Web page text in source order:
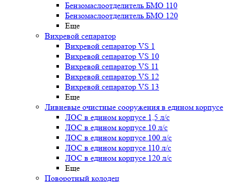
Бензомаслоотделитель БМО 110
Бензомаслоотделитель БМО 120
Еще
Вихревой сепаратор
Вихревой сепаратор VS 1
Вихревой сепаратор VS 10
Вихревой сепаратор VS 11
Вихревой сепаратор VS 12
Вихревой сепаратор VS 13
Еще
Ливневые очистные сооружения в едином корпусе
ЛОС в едином корпусе 1,5 л/с
ЛОС в едином корпусе 10 л/с
ЛОС в едином корпусе 100 л/с
ЛОС в едином корпусе 110 л/с
ЛОС в едином корпусе 120 л/с
Еще
Поворотный колодец